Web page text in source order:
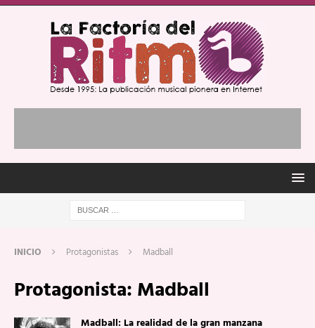
INICIO Protagonistas Madball
Protagonista: Madball
Madball: La realidad de la gran manzana